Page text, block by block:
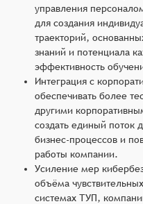
управления
для создания
траекторий,
знаний и потенциала
эффективность
Интеграция с
обеспечивать более
другими
создать единый поток
бизнес-процессов и
работы компании.
Усиление мер
объёма
системах ТУП,